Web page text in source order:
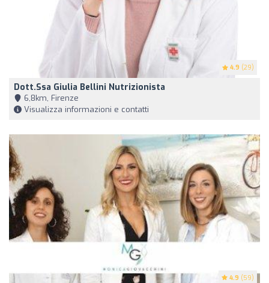
4.9 (29)
Dott.ssa Giulia Bellini Nutrizionista
6,8km, Firenze
Visualizza informazioni e contatti
4.9 (59)